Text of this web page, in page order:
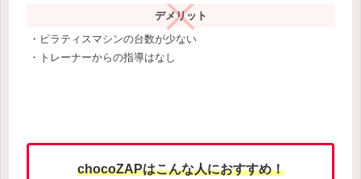
デメリット
・ピラティスマシンの台数が少ない
・トレーナーからの指導はなし
chocoZAPはこんな人におすすめ！